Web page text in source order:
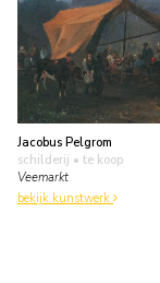
Jacobus Pelgrom
schilderij • te koop
Veemarkt
bekijk kunstwerk